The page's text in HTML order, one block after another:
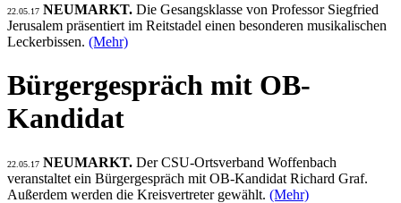
22.05.17 NEUMARKT. Die Gesangsklasse von Professor Siegfried
Jerusalem präsentiert im Reitstadel einen besonderen musikalischen
Leckerbissen. (Mehr)
Bürgergespräch mit OB-
Kandidat
22.05.17 NEUMARKT. Der CSU-Ortsverband Woffenbach
veranstaltet ein Bürgergespräch mit OB-Kandidat Richard Graf.
Außerdem werden die Kreisvertreter gewählt. (Mehr)